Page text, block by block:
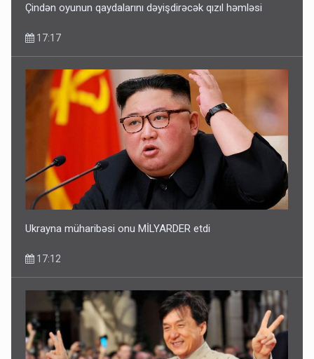
Çindən oyunun qaydalarını dəyişdirəcək qızıl həmləsi
17:17
Ukrayna müharibəsi onu MİLYARDER etdi
17:12